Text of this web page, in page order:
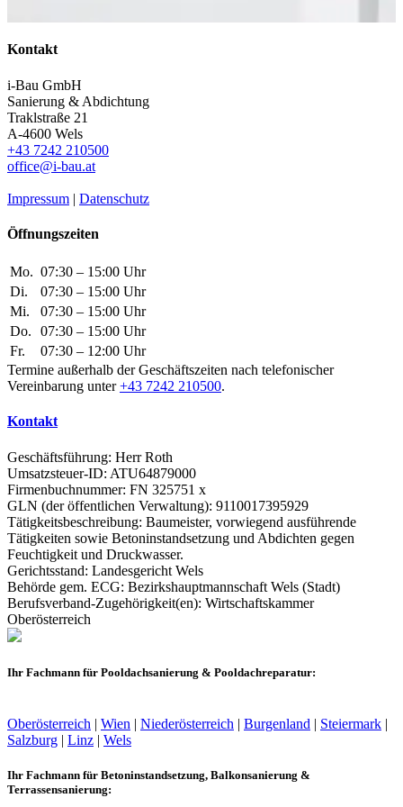
Kontakt
i-Bau GmbH
Sanierung & Abdichtung
Traklstraße 21
A-4600 Wels
+43 7242 210500
office@i-bau.at
Impressum | Datenschutz
Öffnungszeiten
Mo. 07:30 – 15:00 Uhr
Di.
07:30 – 15:00 Uhr
Mi.
07:30 – 15:00 Uhr
Do.
07:30 – 15:00 Uhr
Fr.
07:30 – 12:00 Uhr
Termine außerhalb der Geschäftszeiten nach telefonischer
Vereinbarung unter+43 7242 210500.
Kontakt
Geschäftsführung: Herr Roth
Umsatzsteuer-ID: ATU64879000
Firmenbuchnummer: FN 325751 x
GLN (der öffentlichen Verwaltung): 9110017395929
Tätigkeitsbeschreibung: Baumeister, vorwiegend ausführende
Tätigkeiten sowie Betoninstandsetzung und Abdichten gegen
Feuchtigkeit und Druckwasser.
Gerichtsstand: Landesgericht Wels
Behörde gem. ECG: Bezirkshauptmannschaft Wels (Stadt)
Berufsverband-Zugehörigkeit(en): Wirtschaftskammer
Oberösterreich
Ihr Fachmann für Pooldachsanierung & Pooldachreparatur:
Oberösterreich | Wien | Niederösterreich | Burgenland | Steiermark |
Salzburg | Linz | Wels
Ihr Fachmann für Betoninstandsetzung, Balkonsanierung &
Terrassensanierung: